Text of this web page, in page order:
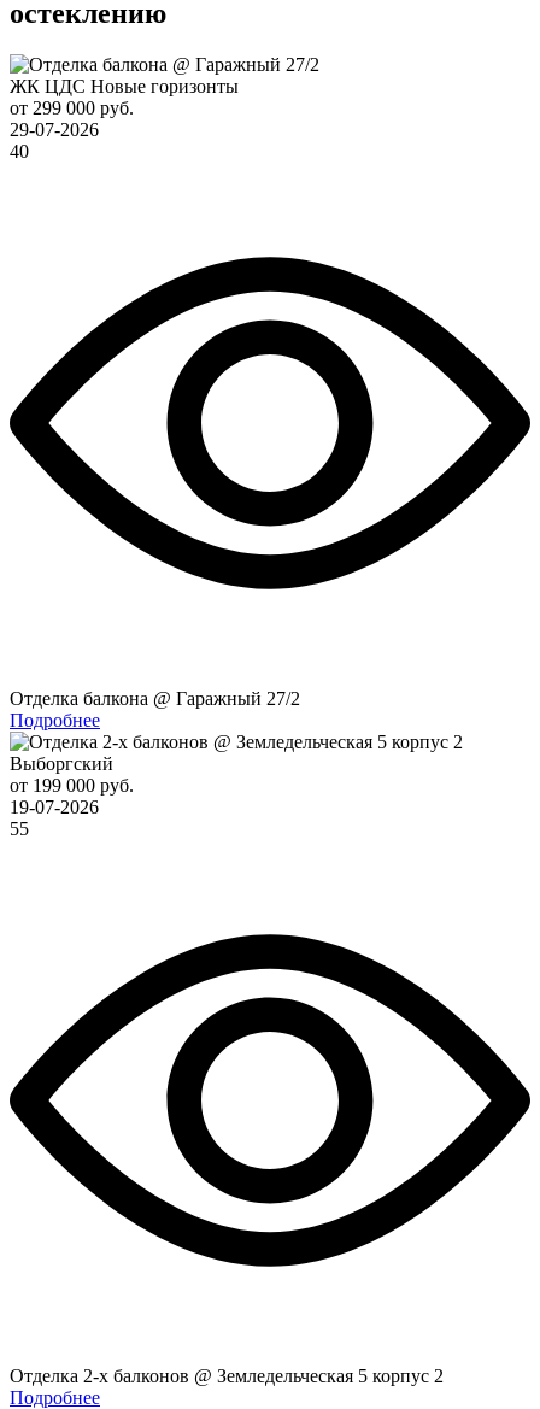
остеклению
ЖК ЦДС Новые горизонты
от 299 000 руб.
29-07-2026
40
Отделка балкона @ Гаражный 27/2
Подробнее
Выборгский
от 199 000 руб.
19-07-2026
55
Отделка 2-x балконов @ Земледельческая 5 корпус 2
Подробнее